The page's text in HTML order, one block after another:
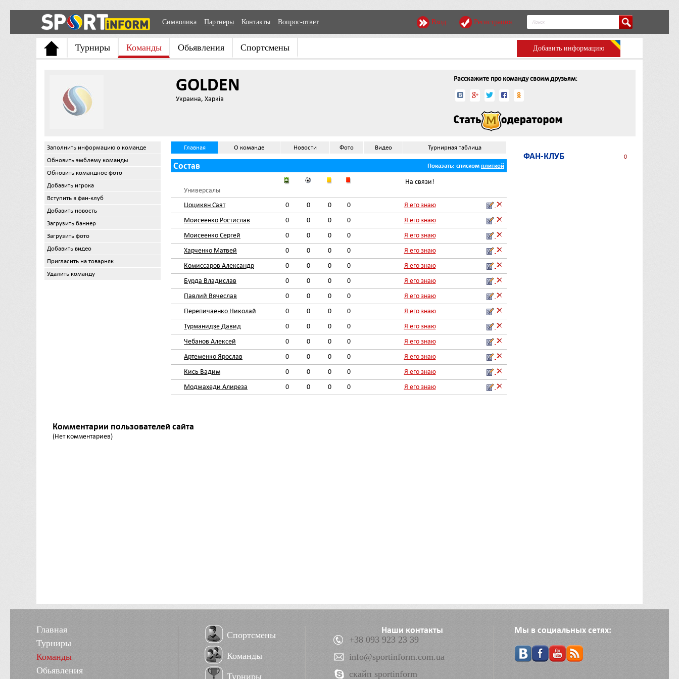
Символика Партнеры Контакты Вопрос-ответ Вход Регистрация
Турниры Команды Обьявления Спортсмены Добавить информацию
GOLDEN
Украина, Харків
Расскажите про команду своим друзьям:
Заполнить информацию о команде
Обновить эмблему команды
Обновить командное фото
Добавить игрока
Вступить в фан-клуб
Добавить новость
Загрузить баннер
Загрузить фото
Добавить видео
Пригласить на товарняк
Удалить команду
Главная О команде Новости Фото Видео Турнирная таблица
Состав Показать: списком плиткой
На связи!
Универсалы
Цоцикян Саят
0 0 0 0
Я его знаю
Моисеенко Ростислав
0 0 0 0
Я его знаю
Моисеенко Сергей
0 0 0 0
Я его знаю
Харченко Матвей
0 0 0 0
Я его знаю
Комиссаров Александр
0 0 0 0
Я его знаю
Бурда Владислав
0 0 0 0
Я его знаю
Павлий Вячеслав
0 0 0 0
Я его знаю
Перепичаенко Николай
0 0 0 0
Я его знаю
Турманидзе Давид
0 0 0 0
Я его знаю
Чебанов Алексей
0 0 0 0
Я его знаю
Артеменко Ярослав
0 0 0 0
Я его знаю
Кись Вадим
0 0 0 0
Я его знаю
Моджахеди Алиреза
0 0 0 0 Я его знаю
Комментарии пользователей сайта
(Нет комментариев)
ФАН-КЛУБ 0
Главная
Турниры
Команды
Обьявления
Спортсмены
Команды
Турниры
Наши контакты
+38 093 923 23 39
info@sportinform.com.ua
скайп sportinform
Мы в социальных сетях: